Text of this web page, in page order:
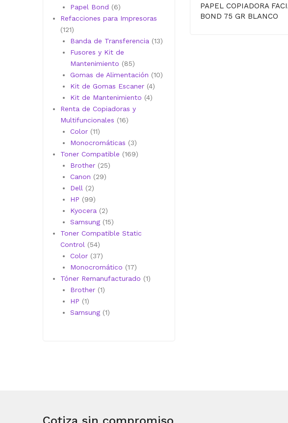
PAPEL COPIADORA
BOND 75 GR BLANCO
Papel Bond 66
productos
Refacciones para Impresoras
121121
productos
Banda de Transferencia 1313
Fusores y Kit de
Mantenimiento
8585
productos
Gomas de Alimentación 1010
Kit de Gomas Escaner 44
Kit de Mantenimiento 44
Renta de Copiadoras y
Multifuncionales
1616
Color 1111
productos
Monocromáticas 33
productos
Toner Compatible 169169
Brother 2525
Canon 2929
Dell 22
productos
HP 9999
productos
Kyocera 22
productos
Samsung 1515
productos
Toner Compatible Static
Control
5454
productos
Color 3737
productos
Monocromático 1717
productos
Tóner Remanufacturado 11
Brother 11
HP 11
producto
Samsung 11